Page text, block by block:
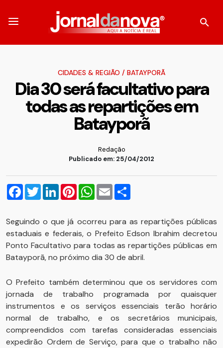
CIDADES & REGIÃO / BATAYPORÃ
Dia 30 será facultativo para
todas as repartições em
Batayporã
Redação
Publicado em: 25/04/2012
Facebook
TwitterLinkedInPinterestWhatsApp
Email
Seguindo o que já ocorreu para as repartições públicas
estaduais e federais, o Prefeito Edson Ibrahim decretou
Ponto Facultativo para todas as repartições públicas em
Batayporã, no próximo dia 30 de abril.
O Prefeito também determinou que os servidores com
jornada de trabalho programada por quaisquer
instrumentos e os serviços essenciais terão horário
normal de trabalho, e os secretários municipais,
compreendidos com tarefas consideradas essenciais
expedirão Ordem de Serviço, para que o trabalho não